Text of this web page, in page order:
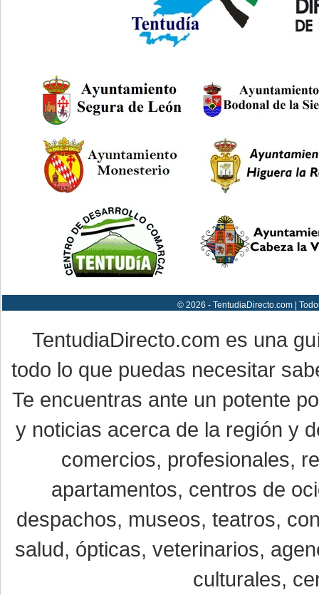
© 2026 - TentudiaDirecto.com |
TentudiaDirecto.com es una
todo lo que puedas necesitar
Te encuentras ante un potente
y noticias acerca de la región y
comercios, profesionales,
apartamentos, centros de
despachos, museos, teatros,
salud, ópticas, veterinarios,
culturales,